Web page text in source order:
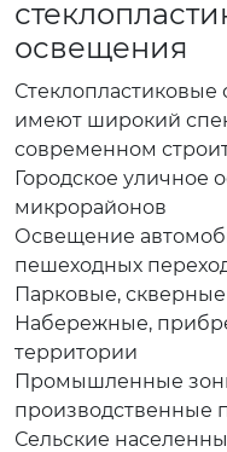
освещения
имеют широкий
современном
Городское уличное
микрорайонов
Освещение
пешеходных
Парковые,
Набережные,
территории
Промышленные
производственные
Сельские